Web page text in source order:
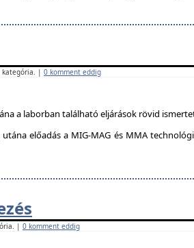
kategória. | 0 komment eddig
a laborban található eljárások rövid
előadás a MIG-MAG és MMA
| 0 komment eddig